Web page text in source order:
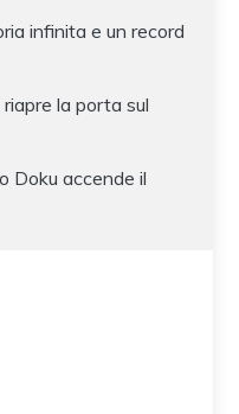
infinita e un record
la porta sul
Doku accende il